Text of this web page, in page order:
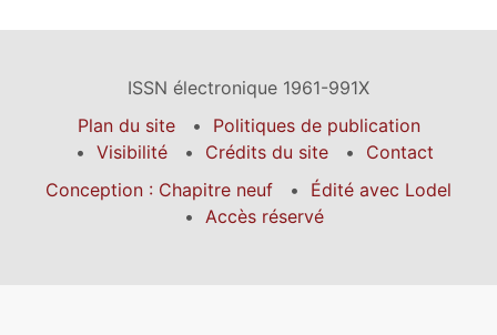
ISSN électronique 1961-991X
Plan du site
Politiques de publication
Visibilité
Crédits du site
Contact
Conception : Chapitre neuf
Édité avec Lodel
Accès réservé